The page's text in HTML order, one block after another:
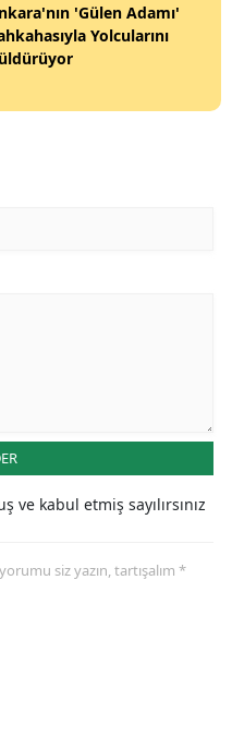
'Gülen Adamı'
Yolcularını
ve kabul etmiş sayılırsınız
siz yazın, tartışalım *